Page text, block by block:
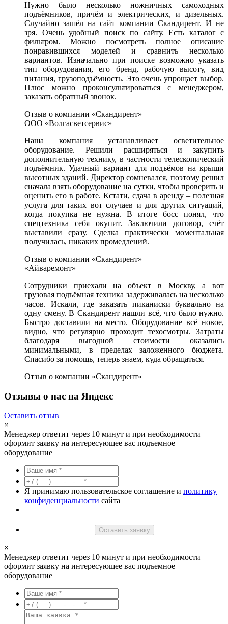
Нужно было несколько ножничных самоходных
подъёмников, причём и электрических, и дизельных.
Случайно зашёл на сайт компании Скандирент. И не
зря. Очень удобный поиск по сайту. Есть каталог с
фильтром. Можно посмотреть полное описание
понравившихся моделей и сравнить несколько
вариантов. Изначально при поиске возможно указать
тип оборудования, его бренд, рабочую высоту, вид
питания, грузоподъёмность. Это очень упрощает выбор.
Плюс можно проконсультироваться с менеджером,
заказать обратный звонок.
Отзыв о компании «Скандирент»
ООО «Волгасветсервис»
Наша компания устанавливает осветительное
оборудование. Решили расширяться и закупить
дополнительную технику, в частности телескопический
подъёмник. Удачный вариант для подъёмов на крыши
высотных зданий. Директор сомневался, поэтому решил
сначала взять оборудование на сутки, чтобы проверить и
оценить его в работе. Кстати, сдача в аренду – полезная
услуга для таких вот случаев и для других ситуаций,
когда покупка не нужна. В итоге босс понял, что
спецтехника себя окупит. Заключили договор, счёт
выставили сразу. Сделка практически моментальная
получилась, никаких промедлений.
Отзыв о компании «Скандирент»
«Айваремонт»
Сотрудники приехали на объект в Москву, а вот
грузовая подъёмная техника задерживалась на несколько
часов. Искали, где заказать пиканиски буквально на
одну смену. В Скандирент нашли всё, что было нужно.
Быстро доставили на место. Оборудование всё новое,
видно, что регулярно проходит техосмотры. Затраты
благодаря выгодной стоимости оказались
минимальными, в пределах заложенного бюджета.
Спасибо за помощь, теперь знаем, куда обращаться.
Отзыв о компании «Скандирент»
Отзывы о нас на Яндекс
Оставить отзыв
×
Менеджер ответит через 10 минут и при необходимости
оформит заявку на интересующее вас подъемное
оборудование
Я принимаю пользовательское соглашение и политику
конфиденциальности сайта
Оставить заявку
×
Менеджер ответит через 10 минут и при необходимости
оформит заявку на интересующее вас подъемное
оборудование